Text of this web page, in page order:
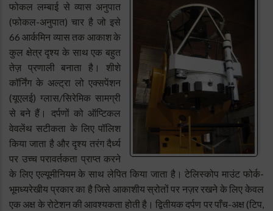
फोकल लम्बाई से व्यास अनुपात
(फोकल-अनुपात) चार है जो इसे
66 आर्कमिन व्यास तक आकाश के
कुल क्षेत्र दृश्य के साथ एक बहुत
तेज़ प्रणाली बनाता है। शीशे
कॉर्निंग के अल्ट्रा लो एक्सपेंशन
(यूएलई) ग्लास/सिरेमिक सामग्री
से बने हैं। दर्पणों को ऑप्टिकल
वेवलेंथ सटीकता के लिए पॉलिश
किया जाता है और दृश्य तरंग दैर्ध्य
पर उच्च परावर्तकता प्राप्त करने
के लिए एल्यूमीनियम के साथ लेपित किया जाता है। टेलिस्कोप माउंट फोर्क-
भूमध्यरेखीय प्रकार का है जिसे आकाशीय स्रोतों पर नज़र रखने के लिए केवल
एक अक्ष के रोटेशन की आवश्यकता होती है। द्वितीयक दर्पण पर पाँच-अक्ष (टिप,